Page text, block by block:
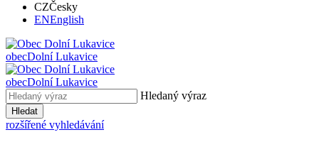
CZČesky
ENEnglish
obecDolní Lukavice
obecDolní Lukavice
Hledaný výraz
Hledat
rozšířené vyhledávání